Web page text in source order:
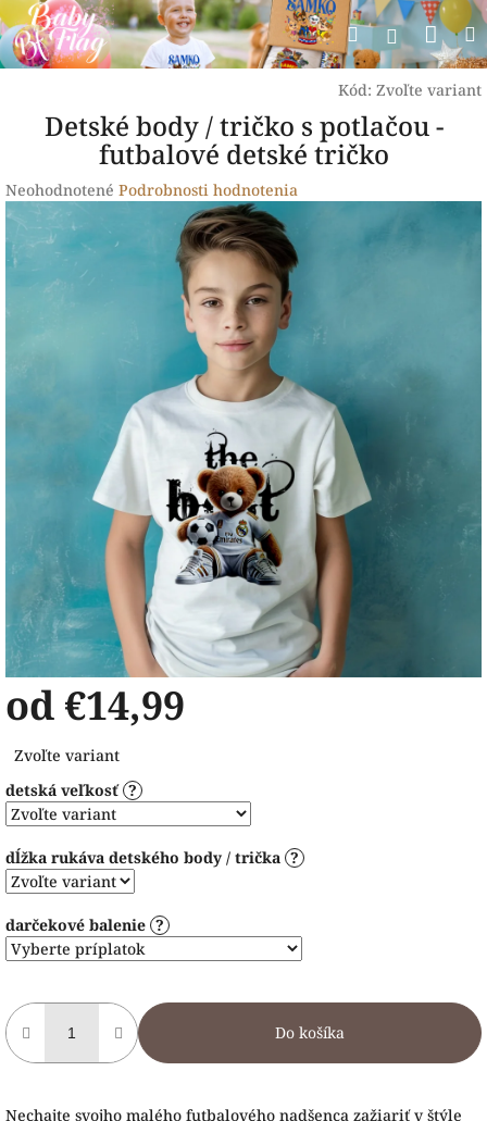
Prejsť
na
obsah
Hľadať
Kód: Zvoľte variant
Detské body / tričko s potlačou -
futbalové detské tričko
Priemerné
hodnotenie
produktu
je
5
Neohodnotené Podrobnosti hodnotenia
od €14,99
cena:
Zvoľte variant
detská veľkosť ?
dĺžka rukáva detského body / trička ?
darčekové balenie ?
Do košíka
Nechajte svojho malého futbalového nadšenca zažiariť v štýle